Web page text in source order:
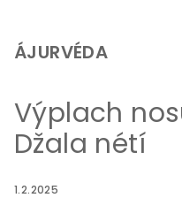
ÁJURVÉDA
Výplach
Džala nétí
1.2.2025